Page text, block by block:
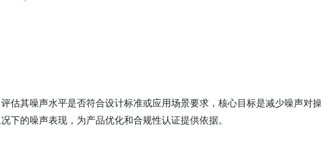
估其噪声水平是否符合设计标准或应用场景要求，核心目标是减少噪声对
下的噪声表现，为产品优化和合规性认证提供依据‌。